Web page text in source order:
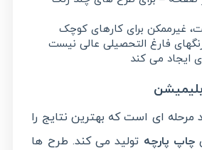
غیرممکن برای کارهای کوچک
فارغ التحصیلی عالی نیست
ایجاد می کند
مرحله ای است که بهترین نتایج را
چاپ پارچه تولید می کند. طرح ها